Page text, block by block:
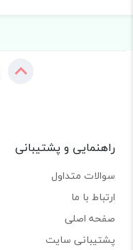
راهنمایی و پشتیبانی
سوالات متداول
ارتباط با ما
صفحه اصلی
پشتیبانی سایت